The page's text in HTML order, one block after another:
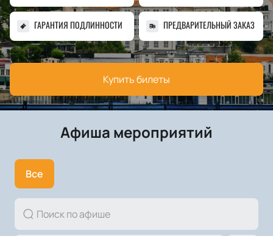
Купить билеты
ГАРАНТИЯ ПОДЛИННОСТИ ПРЕДВАРИТЕЛЬНЫЙ ЗАКАЗ
Афиша мероприятий
Все